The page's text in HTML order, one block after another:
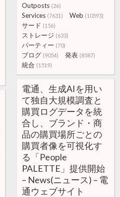
Outposts (26)
Services (7631) Web (10593)
サード (156)
ストレージ (633)
パーティー (70)
ブログ (9054) 発表 (8587)
統合 (1519)
電通、生成AIを用い
て独自大規模調査と
購買ログデータを統
合し、ブランド・商
品の購買場所ごとの
購買者像を可視化す
る「People
PALETTE」提供開始
– News(ニュース) – 電
通ウェブサイト